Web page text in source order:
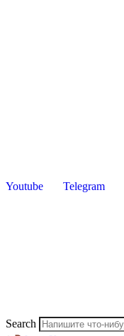
Youtube Telegram
Search